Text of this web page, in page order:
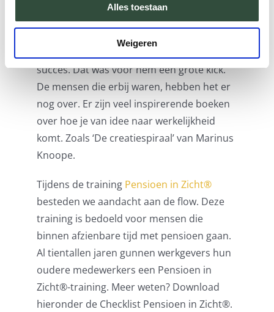
Alles toestaan
Weigeren
toespraak in het Italiaans houden en leerde
op de toespraak en het was een groot
succes. Dat was voor hem een grote kick.
De mensen die erbij waren, hebben het er
nog over. Er zijn veel inspirerende boeken
over hoe je van idee naar werkelijkheid
komt. Zoals ‘De creatiespiraal’ van Marinus
Knoope.
Tijdens de training Pensioen in Zicht®️
besteden we aandacht aan de flow. Deze
training is bedoeld voor mensen die
binnen afzienbare tijd met pensioen gaan.
Al tientallen jaren gunnen werkgevers hun
oudere medewerkers een Pensioen in
Zicht®️-training. Meer weten? Download
hieronder de Checklist Pensioen in Zicht®.